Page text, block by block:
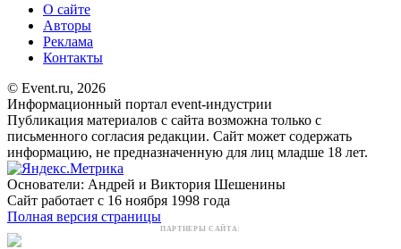
О сайте
Авторы
Реклама
Контакты
© Event.ru, 2026
Информационный портал event-индустрии
Публикация материалов с сайта возможна только с
письменного согласия редакции. Сайт может содержать
информацию, не предназначенную для лиц младше 18 лет.
Основатели: Андрей и Виктория Шешенины
Сайт работает с 16 ноября 1998 года
Полная версия страницы
ПАРТНЕРЫ САЙТА: